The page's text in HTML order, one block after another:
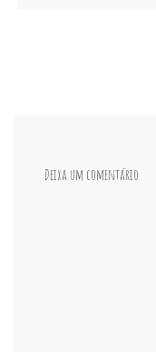
Deixa um comentário